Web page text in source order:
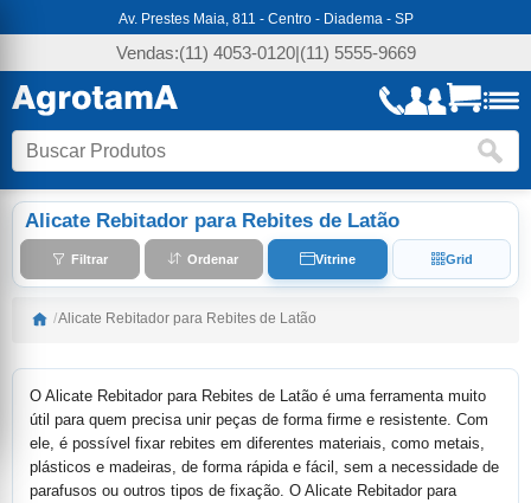
Av. Prestes Maia, 811 - Centro - Diadema - SP
Vendas:(11) 4053-0120|(11) 5555-9669
Alicate Rebitador para Rebites de Latão
Filtrar Ordenar Vitrine Grid
/Alicate Rebitador para Rebites de Latão
O Alicate Rebitador para Rebites de Latão é uma ferramenta muito
útil para quem precisa unir peças de forma firme e resistente. Com
ele, é possível fixar rebites em diferentes materiais, como metais,
plásticos e madeiras, de forma rápida e fácil, sem a necessidade de
parafusos ou outros tipos de fixação. O Alicate Rebitador para